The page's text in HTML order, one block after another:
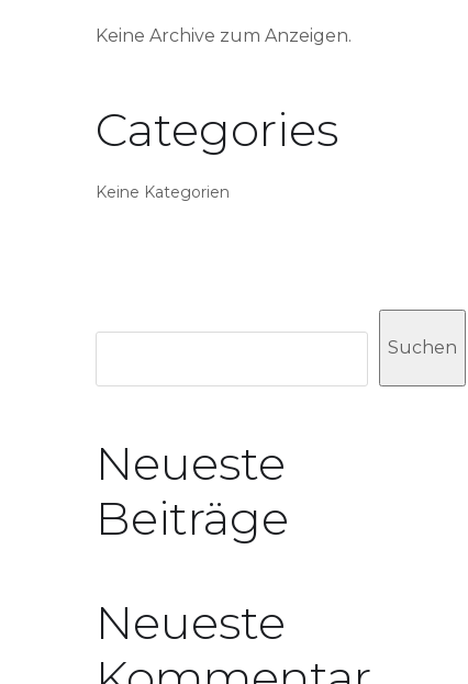
Keine Archive zum Anzeigen.
Categories
Keine Kategorien
Suchen
Neueste
Beiträge
Neueste